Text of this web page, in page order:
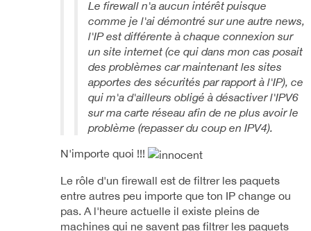
Le firewall n'a aucun intérêt puisque
comme je l'ai démontré sur une autre news,
l'IP est différente à chaque connexion sur
un site internet (ce qui dans mon cas posait
des problèmes car maintenant les sites
apportes des sécurités par rapport à l'IP), ce
qui m'a d'ailleurs obligé à désactiver l'IPV6
sur ma carte réseau afin de ne plus avoir le
problème (repasser du coup en IPV4).
N'importe quoi !!!
Le rôle d'un firewall est de filtrer les paquets
entre autres peu importe que ton IP change ou
pas. A l'heure actuelle il existe pleins de
machines qui ne savent pas filtrer les paquets